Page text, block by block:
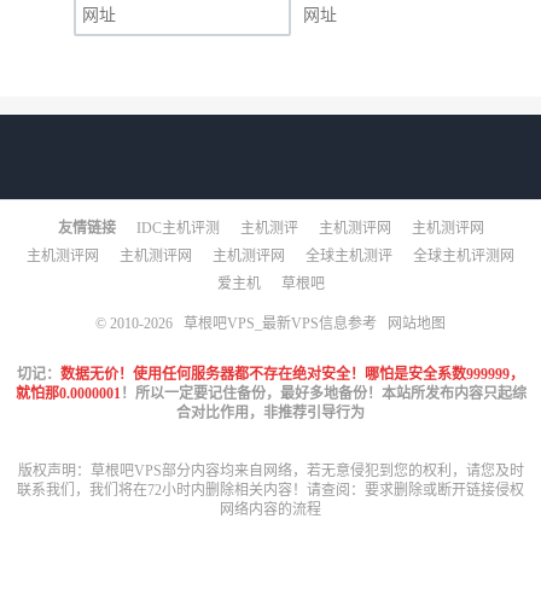
网址
友情链接 IDC主机评测 主机测评 主机测评网
主机测评网
主机测评网
主机测评网 主机测评网 全球主机测评
全球主机评测网
爱主机
草根吧
© 2010-2026 草根吧VPS_最新VPS信息参考 网站地图
切记： 数据无价！使用任何服务器都不存在绝对安全！哪怕是安全系数999999，
就怕那0.0000001！所以一定要记住备份，最好多地备份！本站所发布内容只起综
合对比作用，非推荐引导行为
版权声明：草根吧VPS部分内容均来自网络，若无意侵犯到您的权利，请您及时
联系我们，我们将在72小时内删除相关内容！请查阅： 要求删除或断开链接侵权
网络内容的流程